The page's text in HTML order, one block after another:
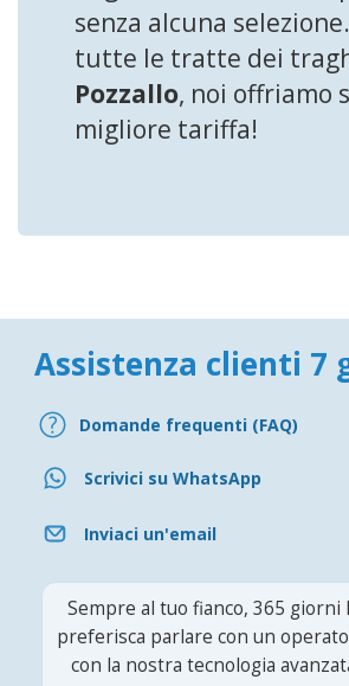
senza alcuna
tutte le tratte dei
Pozzallo, noi offriamo
migliore tariffa!
Assistenza clienti 7
Domande frequenti (FAQ)
Scrivici su WhatsApp
Inviaci un'email
Sempre al tuo fianco, 365 giorni
preferisca parlare con un
con la nostra tecnologia